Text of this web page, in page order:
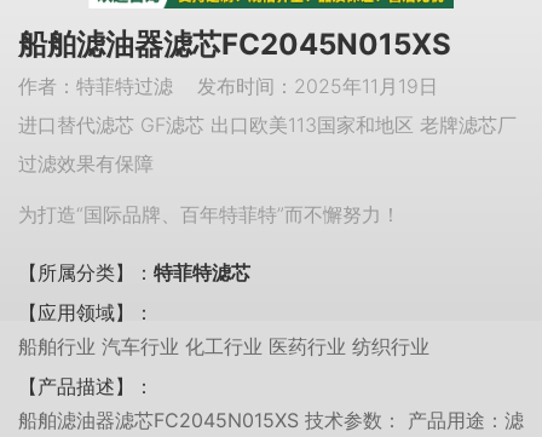
船舶滤油器滤芯FC2045N015XS
作者：特菲特过滤 发布时间：2025年11月19日
进口替代滤芯 GF滤芯 出口欧美113国家和地区 老牌滤芯厂
过滤效果有保障
为打造“国际品牌、百年特菲特”而不懈努力！
【所属分类】： 特菲特滤芯
【应用领域】：
船舶行业 汽车行业 化工行业 医药行业 纺织行业
【产品描述】：
船舶滤油器滤芯FC2045N015XS 技术参数： 产品用途：滤